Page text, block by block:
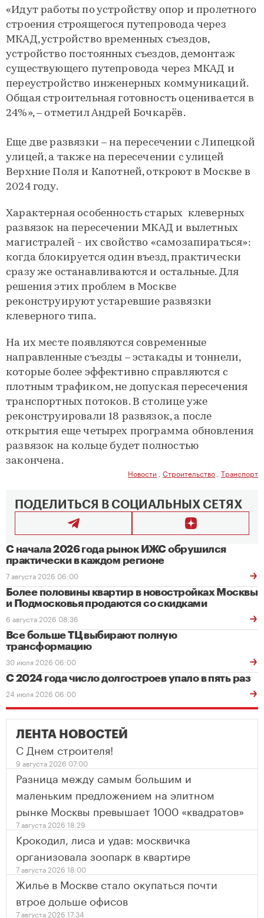
«Идут работы по устройству опор и пролетного
строения строящегося путепровода через
МКАД, устройство временных съездов,
устройство постоянных съездов, демонтаж
существующего путепровода через МКАД и
переустройство инженерных коммуникаций.
Общая строительная готовность оценивается в
24%», – отметил Андрей Бочкарёв.
Еще две развязки – на пересечении с Липецкой
улицей, а также на пересечении с улицей
Верхние Поля и Капотней, откроют в Москве в
2024 году.
Характерная особенность старых клеверных
развязок на пересечении МКАД и вылетных
магистралей - их свойство «самозапираться»:
когда блокируется один въезд, практически
сразу же останавливаются и остальные. Для
решения этих проблем в Москве
реконструируют устаревшие развязки
клеверного типа.
На их месте появляются современные
направленные съезды – эстакады и тоннели,
которые более эффективно справляются с
плотным трафиком, не допуская пересечения
транспортных потоков. В столице уже
реконструировали 18 развязок, а после
открытия еще четырех программа обновления
развязок на кольце будет полностью
закончена.
Новости Строительство Транспорт
ПОДЕЛИТЬСЯ В СОЦИАЛЬНЫХ СЕТЯХ
С начала 2026 года рынок ИЖС обрушился
практически в каждом регионе
7 августа 2026 06:00
Более половины квартир в новостройках Москвы
и Подмосковья продаются со скидками
6 августа 2026 08:36
Все больше ТЦ выбирают полную
трансформацию
30 июля 2026 06:00
С 2024 года число долгостроев упало в пять раз
24 июля 2026 06:00
ЛЕНТА НОВОСТЕЙ
С Днем строителя!
9 августа 2026 07:00
Разница между самым большим и
маленьким предложением на элитном
рынке Москвы превышает 1000 «квадратов»
7 августа 2026 18:29
Крокодил, лиса и удав: москвичка
организовала зоопарк в квартире
7 августа 2026 18:00
Жилье в Москве стало окупаться почти
втрое дольше офисов
7 августа 2026 17:34